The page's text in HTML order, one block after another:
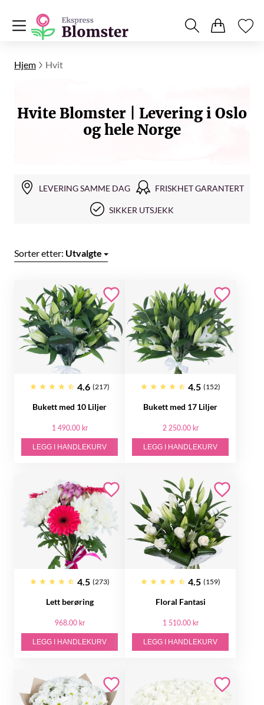
Hjem Hvit
Hvite Blomster | Levering i Oslo
og hele Norge
LEVERING SAMME DAG FRISKHET GARANTERT
SIKKER UTSJEKK
Sorter etter: Utvalgte
4.6 (217)
Bukett med 10 Liljer
1 490.00 kr
LEGG I HANDLEKURV
4.5 (152)
Bukett med 17 Liljer
2 250.00 kr
LEGG I HANDLEKURV
4.5 (273)
Lett berøring
968.00 kr
LEGG I HANDLEKURV
4.5 (159)
Floral Fantasi
1 510.00 kr
LEGG I HANDLEKURV